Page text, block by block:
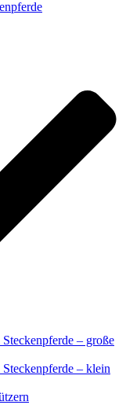
– große
– klein